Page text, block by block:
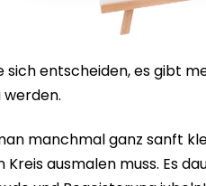
sich entscheiden, es gibt
manchmal ganz sanft
ausmalen muss. Es